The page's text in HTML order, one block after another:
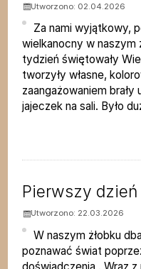
Utworzono: 02.04.2026
Za nami wyjątkowy,
wielkanocny w naszym
tydzień świętowały
tworzyły własne,
zaangażowaniem
jajeczek na sali. Było
Pierwszy
Utworzono: 22.03.2026
W naszym żłobku
poznawać świat
doświadczenia . Wraz